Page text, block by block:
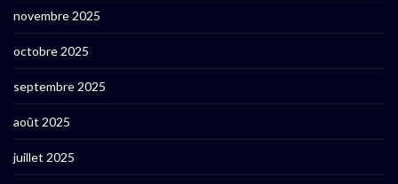
novembre 2025
octobre 2025
septembre 2025
août 2025
juillet 2025